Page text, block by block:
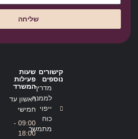
שליחה
קישורים
נוספים
מדריך
לממנה
ייפוי
כוח
מתמשך
שעות
פעילות
המשרד
ראשון עד
חמישי
09:00 -
18:00